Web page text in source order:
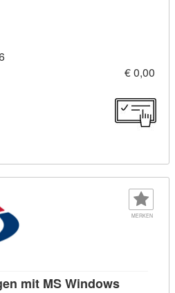
€ 0,00
MERKEN
mit MS Windows